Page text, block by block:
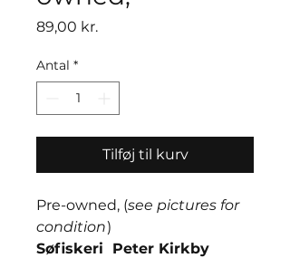
89,00 kr.Pris
Antal *
Tilføj til kurv
Pre-owned, (see pictures for
condition)
Søfiskeri Peter Kirkby